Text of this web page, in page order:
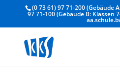
(0 73 61) 97 71-200 (Gebäude
97 71-100 (Gebäude B: Klassen